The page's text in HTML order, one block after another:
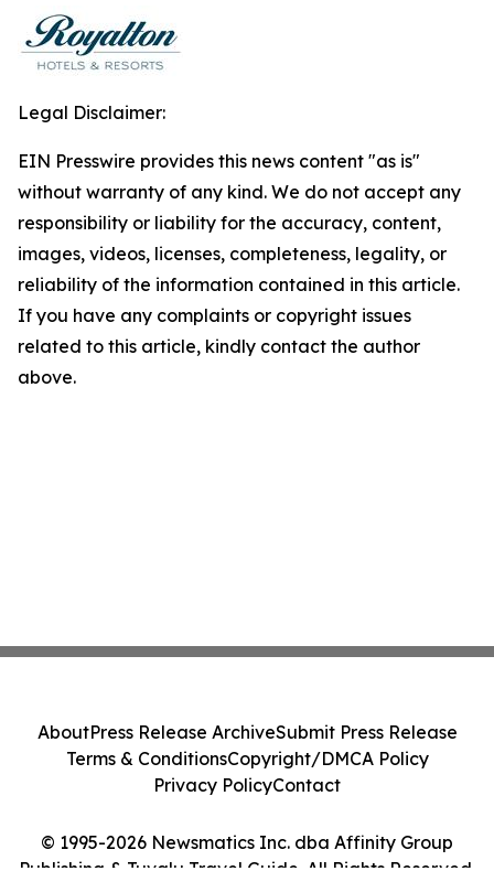
Legal Disclaimer:
EIN Presswire provides this news content "as is"
without warranty of any kind. We do not accept any
responsibility or liability for the accuracy, content,
images, videos, licenses, completeness, legality, or
reliability of the information contained in this article.
If you have any complaints or copyright issues
related to this article, kindly contact the author
above.
© 1995-2026 Newsmatics Inc. dba Affinity Group
Publishing & Tuvalu Travel Guide. All Rights Reserved.
AboutPress Release ArchiveSubmit Press Release
Terms & ConditionsCopyright/DMCA Policy
Privacy PolicyContact